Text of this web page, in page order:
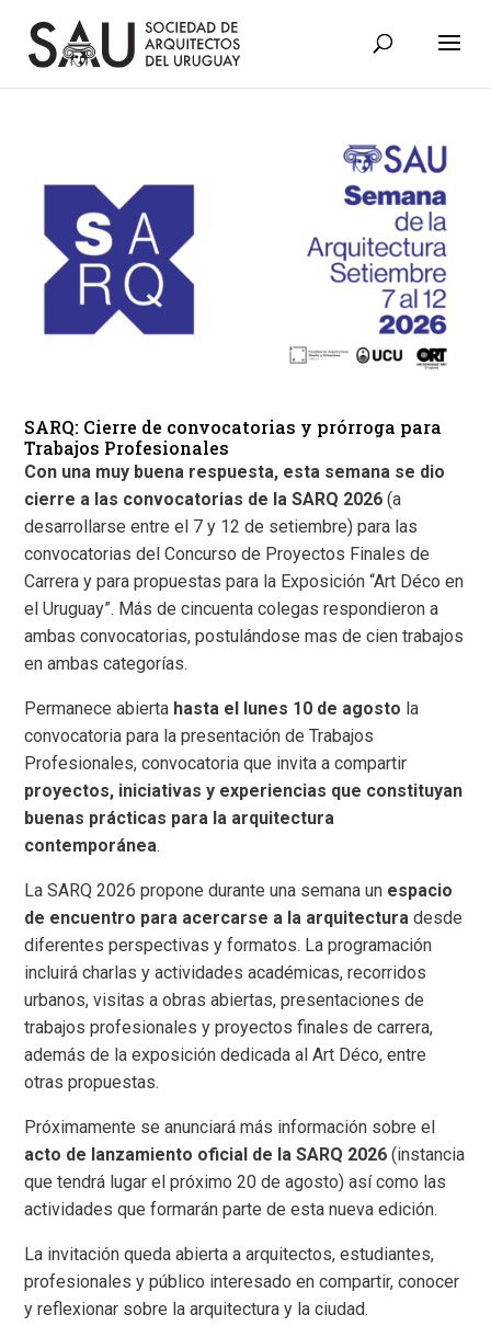
SARQ: Cierre de convocatorias y prórroga para
Trabajos Profesionales
Con una muy buena respuesta, esta semana se dio
cierre a las convocatorias de la SARQ 2026(a
desarrollarse entre el 7 y 12 de setiembre) para las
convocatorias del Concurso de Proyectos Finales de
Carrera y para propuestas para la Exposición “Art Déco en
el Uruguay”. Más de cincuenta colegas respondieron a
ambas convocatorias, postulándose mas de cien trabajos
en ambas categorías.
Permanece abierta hasta el lunes 10 de agosto la
convocatoria para la presentación de Trabajos
Profesionales, convocatoria que invita a compartir
proyectos, iniciativas y experiencias que constituyan
buenas prácticas para la arquitectura
contemporánea.
La SARQ 2026 propone durante una semana un espacio
de encuentro para acercarse a la arquitectura desde
diferentes perspectivas y formatos. La programación
incluirá charlas y actividades académicas, recorridos
urbanos, visitas a obras abiertas, presentaciones de
trabajos profesionales y proyectos finales de carrera,
además de la exposición dedicada al Art Déco, entre
otras propuestas.
Próximamente se anunciará más información sobre el
acto de lanzamiento oficial de la SARQ 2026 (instancia
que tendrá lugar el próximo 20 de agosto) así como las
actividades que formarán parte de esta nueva edición.
La invitación queda abierta a arquitectos, estudiantes,
profesionales y público interesado en compartir, conocer
y reflexionar sobre la arquitectura y la ciudad.